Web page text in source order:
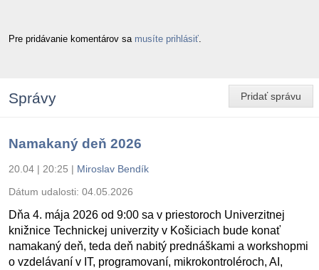
Pre pridávanie komentárov sa musíte prihlásiť
Pridať správu
Správy
Namakaný deň 2026
20.04 | 20:25 | Miroslav Bendík
Dátum udalosti: 04.05.2026
Dňa 4. mája 2026 od 9:00 sa v priestoroch Univerzitnej
knižnice Technickej univerzity v Košiciach bude konať
namakaný deň, teda deň nabitý prednáškami a workshopmi
o vzdelávaní v IT, programovaní, mikrokontroléroch, AI,